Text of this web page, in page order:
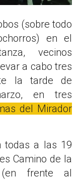
en el
vecinos
a cabo tres
la tarde de
en tres
del Mirador
todas a las 19
Camino de la
frente al